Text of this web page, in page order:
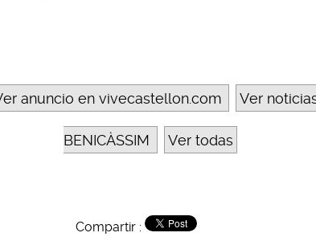
anuncio en vivecastellon.com Ver
BENICÀSSIM Ver todas
Compartir :